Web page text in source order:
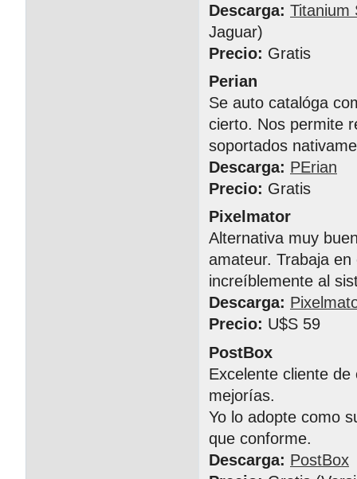
Descarga: Titanium
Jaguar)
Precio: Gratis
Perian
Se auto catalóga
cierto. Nos permite
soportados
Descarga: PErian
Precio: Gratis
Pixelmator
Alternativa muy
amateur. Trabaja
increíblemente al
Descarga:
Precio: U$S 59
PostBox
Excelente cliente
mejorías.
Yo lo adopte como
que conforme.
Descarga: PostBox